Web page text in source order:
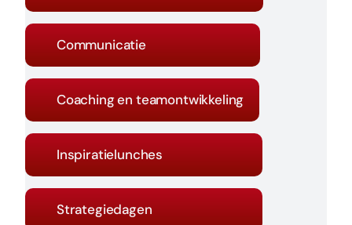
Communicatie
Coaching en teamontwikkeling
Inspiratielunches
Strategiedagen